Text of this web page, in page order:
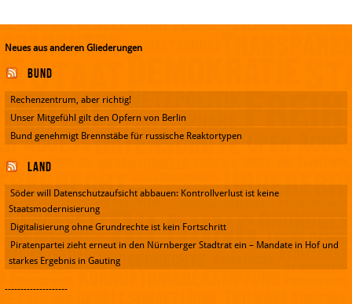
Neues aus anderen Gliederungen
Bund
Rechenzentrum, aber richtig!
Unser Mitgefühl gilt den Opfern von Berlin
Bund genehmigt Brennstäbe für russische Reaktortypen
Land
Söder will Datenschutzaufsicht abbauen: Kontrollverlust ist keine
Staatsmodernisierung
Digitalisierung ohne Grundrechte ist kein Fortschritt
Piratenpartei zieht erneut in den Nürnberger Stadtrat ein – Mandate in Hof und
starkes Ergebnis in Gauting
--------------------